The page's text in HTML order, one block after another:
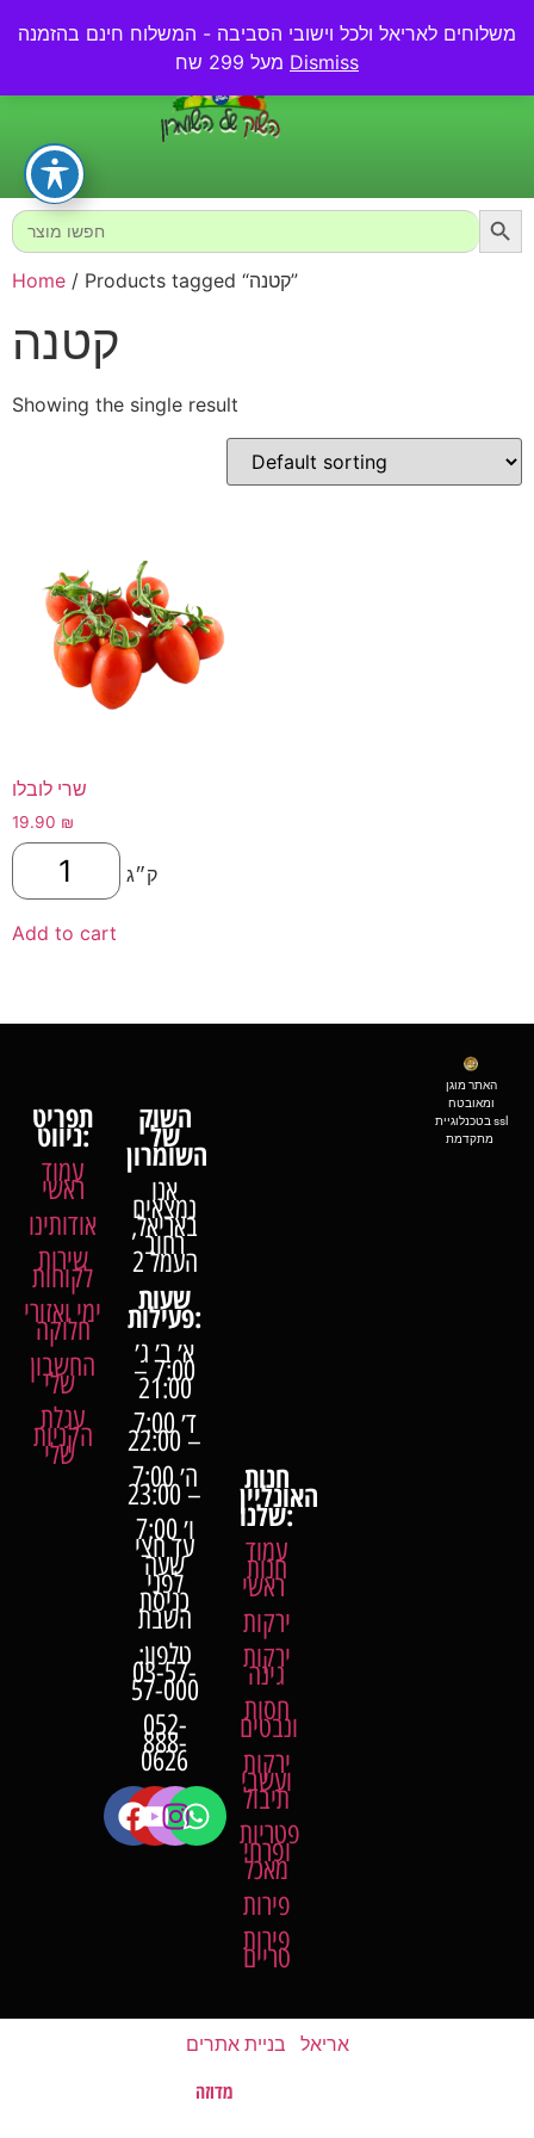
משלוחים לאריאל ולכל וישובי הסביבה - המשלוח חינם בהזמנה
Dismiss
0.00₪
Search
for:
Home / Products tagged “קטנה”
קטנה
Showing the single result
שרי לובלו
19.90 ₪
ק״ג
Add to cart
תפריט
ניווט:
עמוד
ראשי
אודותינו
שירות
לקוחות
ימי ואזורי
חלוקה
החשבון
שלי
עגלת
הקניות
שלי
השוק
של
אנו
נמצאים
באריאל,
רחוב
העמל 2
שעותפעילות:
א׳ ב׳ ג׳
7:00 –
21:00
ד׳ 7:00
– 22:00
ה׳ 7:00
– 23:00
ו׳ 7:00
עד חצי
שעה
לפני
כניסת
השבת
טלפון:
03-57-
57-000
052-
888-
0626
חנות
האונליין
שלנו:
עמוד
חנות
ראשי
ירקות
ירקות
גינה
חסות
ונבטים
ירקות
ועשבי
תיבול
פטריות
ופרחי
מאכל
פירות
פירות
טריים
האתר מוגן
ומאובטח
בטכנלוגיית ssl
אריאל בניית אתרים
האתר נבנה על ידימדוזה